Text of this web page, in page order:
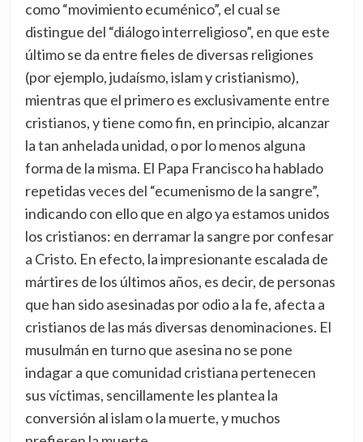
como “movimiento ecuménico”, el cual se
distingue del “diálogo interreligioso”, en que este
último se da entre fieles de diversas religiones
(por ejemplo, judaísmo, islam y cristianismo),
mientras que el primero es exclusivamente entre
cristianos, y tiene como fin, en principio, alcanzar
la tan anhelada unidad, o por lo menos alguna
forma de la misma. El Papa Francisco ha hablado
repetidas veces del “ecumenismo de la sangre”,
indicando con ello que en algo ya estamos unidos
los cristianos: en derramar la sangre por confesar
a Cristo. En efecto, la impresionante escalada de
mártires de los últimos años, es decir, de personas
que han sido asesinadas por odio a la fe, afecta a
cristianos de las más diversas denominaciones. El
musulmán en turno que asesina no se pone
indagar a que comunidad cristiana pertenecen
sus víctimas, sencillamente les plantea la
conversión al islam o la muerte, y muchos